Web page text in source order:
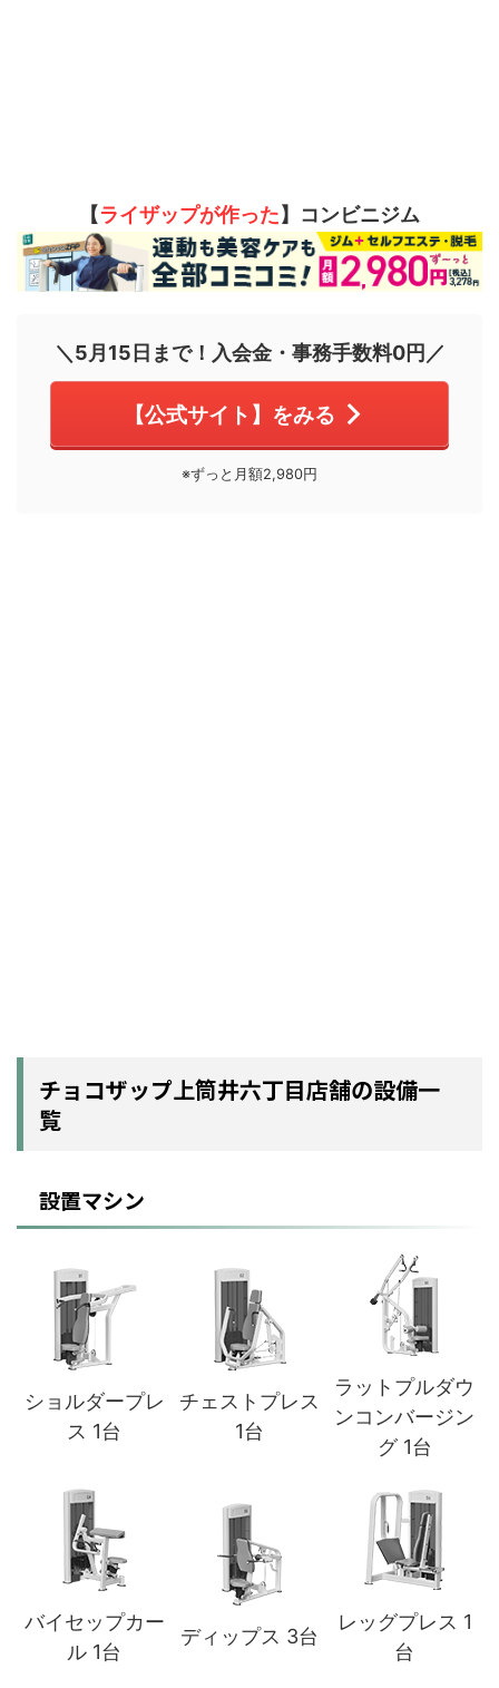
【ライザップが作った】コンビニジム
＼5月15日まで！入会金・事務手数料0円／
【公式サイト】をみる
※ずっと月額2,980円
チョコザップ上筒井六丁目店舗の設備一
覧
設置マシン
ショルダープレ
ス 1台
チェストプレス
1台
ラットプルダウ
ンコンバージン
グ 1台
バイセップカー
ル 1台
ディップス 3台
レッグプレス 1
台